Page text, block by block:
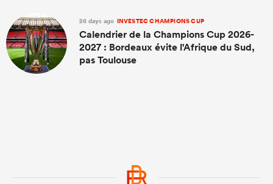
26 days ago INVESTEC CHAMPIONS CUP
Calendrier de la Champions Cup 2026-
2027 : Bordeaux évite l'Afrique du Sud,
pas Toulouse